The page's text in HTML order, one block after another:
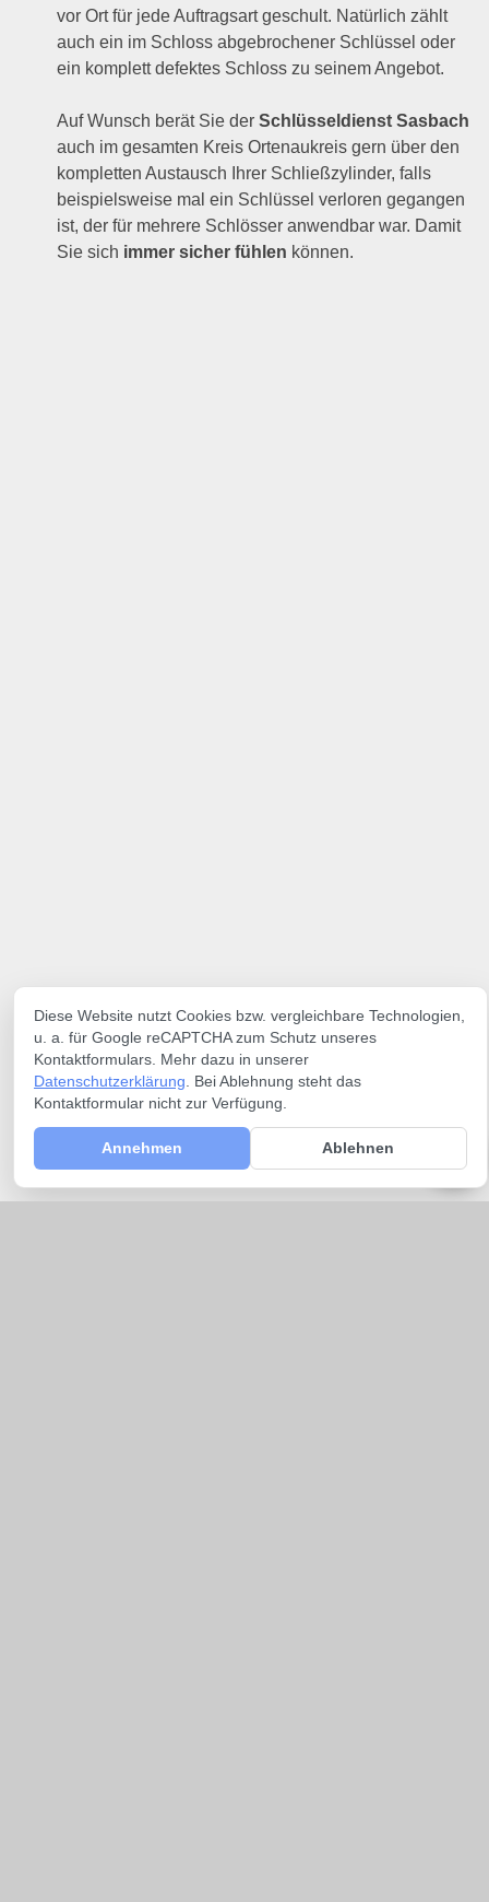
vor Ort für jede Auftragsart geschult. Natürlich zählt
auch ein im Schloss abgebrochener Schlüssel oder
ein komplett defektes Schloss zu seinem Angebot.
Auf Wunsch berät Sie derSchlüsseldienst Sasbach
auch im gesamten Kreis Ortenaukreis gern über den
kompletten Austausch Ihrer Schließzylinder, falls
beispielsweise mal ein Schlüssel verloren gegangen
ist, der für mehrere Schlösser anwendbar war. Damit
Sie sich immer sicher fühlen können.
Diese Website nutzt Cookies bzw. vergleichbare Technologien,
u. a. für Google reCAPTCHA zum Schutz unseres
Kontaktformulars. Mehr dazu in unserer
Datenschutzerklärung . Bei Ablehnung steht das
Kontaktformular nicht zur Verfügung.
Annehmen Ablehnen